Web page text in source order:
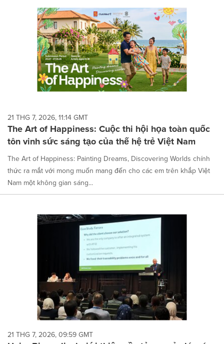
21 THG 7, 2026, 11:14 GMT
The Art of Happiness: Cuộc thi hội họa toàn quốc
tôn vinh sức sáng tạo của thế hệ trẻ Việt Nam
The Art of Happiness: Painting Dreams, Discovering Worlds chính
thức ra mắt với mong muốn mang đến cho các em trên khắp Việt
Nam một không gian sáng...
21 THG 7, 2026, 09:59 GMT